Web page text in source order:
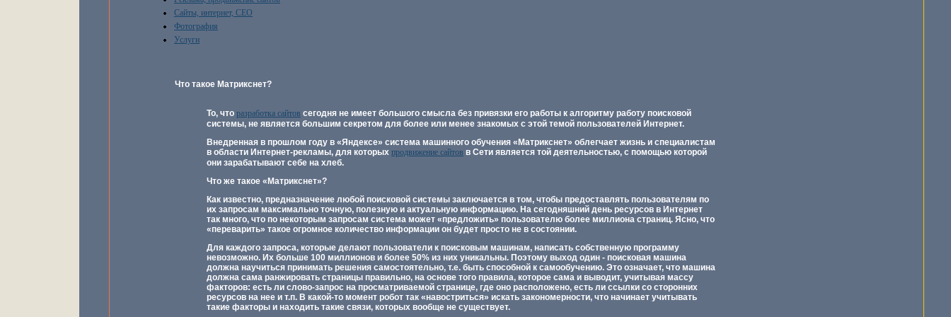
Сайты, интернет, СЕО
Фотография
Услуги
Что такое Матрикснет?
То, что разработка сайтов сегодня не имеет большого смысла без привязки его работы к алгоритму работу поисковой
системы, не является большим секретом для более или менее знакомых с этой темой пользователей Интернет.
Внедренная в прошлом году в «Яндексе» система машинного обучения «Матрикснет» облегчает жизнь и специалистам
в области Интернет-рекламы, для которых продвижение сайтов в Сети является той деятельностью, с помощью которой
они зарабатывают себе на хлеб.
Что же такое «Матрикснет»?
Как известно, предназначение любой поисковой системы заключается в том, чтобы предоставлять пользователям по
их запросам максимально точную, полезную и актуальную информацию. На сегодняшний день ресурсов в Интернет
так много, что по некоторым запросам система может «предложить» пользователю более миллиона страниц. Ясно, что
«переварить» такое огромное количество информации он будет просто не в состоянии.
Для каждого запроса, которые делают пользователи к поисковым машинам, написать собственную программу
невозможно. Их больше 100 миллионов и более 50% из них уникальны. Поэтому выход один - поисковая машина
должна научиться принимать решения самостоятельно, т.е. быть способной к самообучению. Это означает, что машина
должна сама ранжировать страницы правильно, на основе того правила, которое сама и выводит, учитывая массу
факторов: есть ли слово-запрос на просматриваемой странице, где оно расположено, есть ли ссылки со сторонних
ресурсов на нее и т.п. В какой-то момент робот так «навостриться» искать закономерности, что начинает учитывать
такие факторы и находить такие связи, которых вообще не существует.